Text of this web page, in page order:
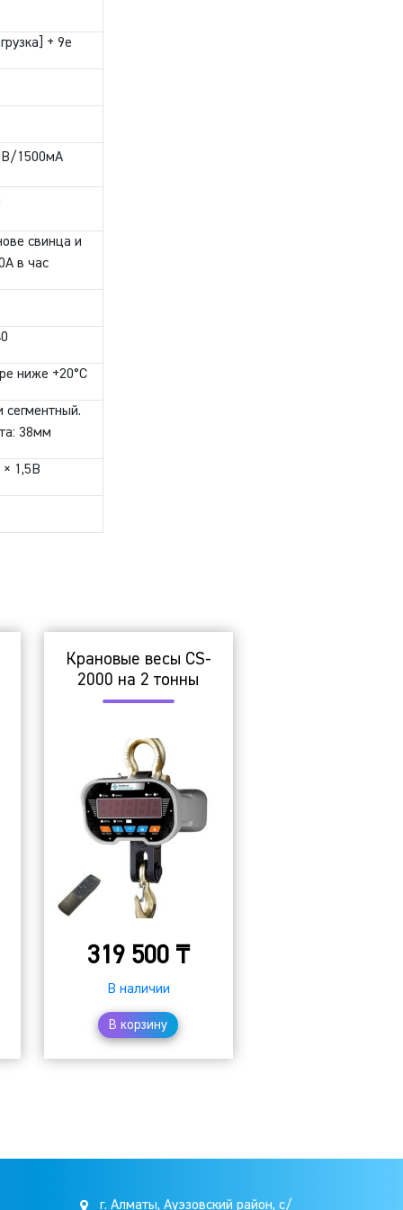
+ 9e
1500мА
свинца и
в час
ниже +20°C
38мм
× 1,5В
Крановые весы CS-
2000 на 2 тонны
319 500 ₸
В наличии
В корзину
г. Алматы, Ауэзовский район, с/